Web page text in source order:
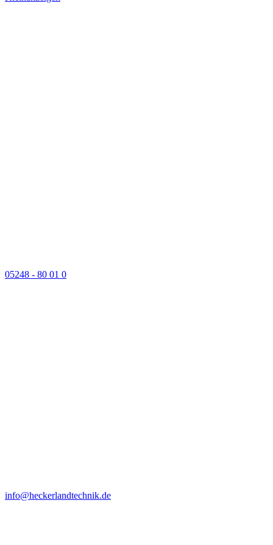
05248 - 80 01 0
info@heckerlandtechnik.de